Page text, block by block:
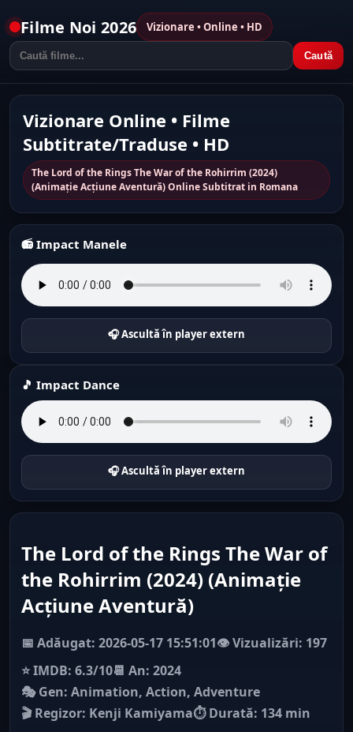
Filme Noi 2026 Vizionare • Online • HD
Caută
Vizionare Online • Filme
Subtitrate/Traduse • HD
The Lord of the Rings The War of the Rohirrim (2024)
(Animație Acțiune Aventură) Online Subtitrat in Romana
📻 Impact Manele
🎧 Ascultă în player extern
🎵 Impact Dance
🎧 Ascultă în player extern
The Lord of the Rings The War of
the Rohirrim (2024) (Animație
Acțiune Aventură)
📅 Adăugat: 2026-05-17 15:51:01👁️ Vizualizări: 197
⭐ IMDB: 6.3/10📆 An: 2024
🎭 Gen: Animation, Action, Adventure
🎬 Regizor: Kenji Kamiyama⏱ Durată: 134 min